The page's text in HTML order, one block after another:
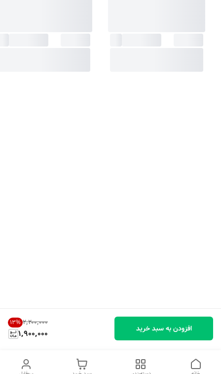
۲٬۲۰۰٬۰۰۰ 13%
1,900,000 افزودن به سبد خرید